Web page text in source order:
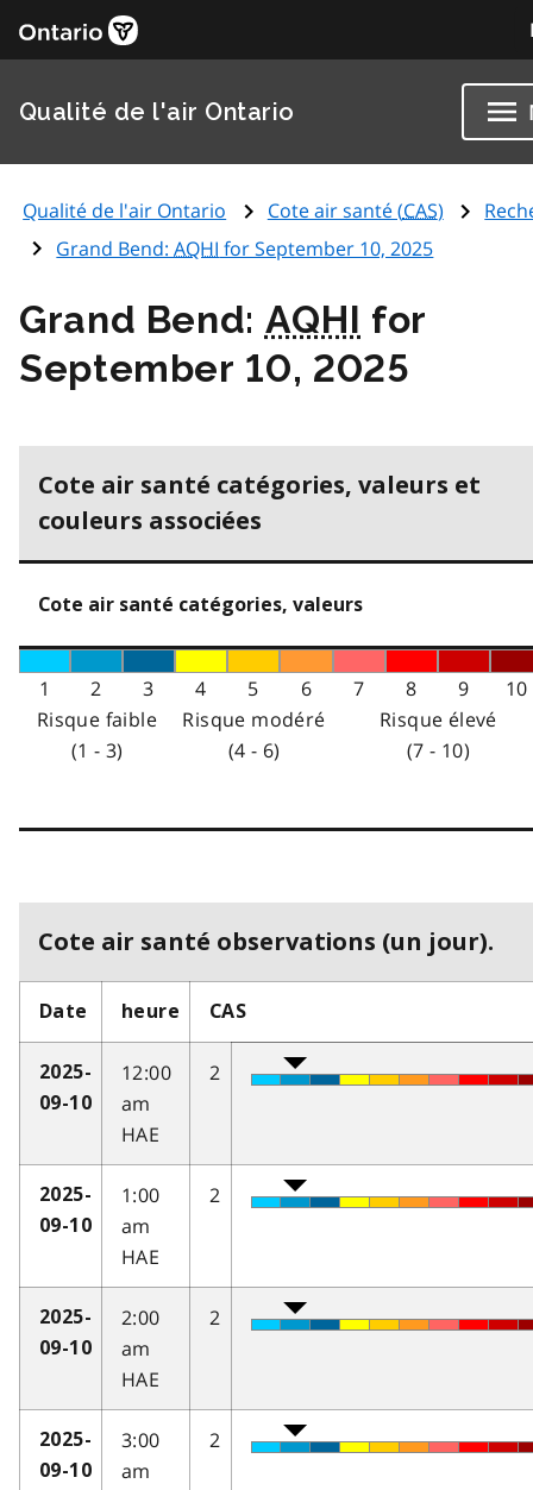
Qualité de l'air Ontario
Qualité de l'air Ontario Cote air santé (CAS)
Grand Bend:AQHI for September 10, 2025
Grand Bend: AQHI for
September 10, 2025
Cote air santé catégories, valeurs et
couleurs associées
Cote air santé catégories, valeurs
1 2 3 4 5 6 7 8 9
10
Risque faible
(1 - 3)
Risque modéré
(4 - 6)
Risque élevé
(7 - 10)
Cote air santé observations (un jour).
Date heure CAS
2025-
09-10
12:00
am
HAE
2
2025-
09-10
1:00
am
HAE
2
2025-
09-10
2:00
am
HAE
2
2025-
09-10
3:00
am
2